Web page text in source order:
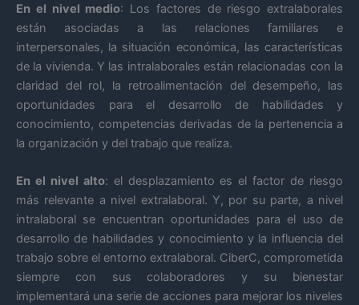
En el nivel medio: Los factores de riesgo extralaborales
están asociadas a las relaciones familiares e
interpersonales, la situación económica, las características
de la vivienda. Y las intralaborales están relacionadas con la
claridad del rol, la retroalimentación del desempeño, las
oportunidades para el desarrollo de habilidades y
conocimiento, competencias derivadas de la pertenencia a
la organización y del trabajo que realiza.
En el nivel alto: el desplazamiento es el factor de riesgo
más relevante a nivel extralaboral. Y, por su parte, a nivel
intralaboral se encuentran oportunidades para el uso de
desarrollo de habilidades y conocimiento y la influencia del
trabajo sobre el entorno extralaboral. CiberC, comprometida
siempre con sus colaboradores y su bienestar
implementará una serie de acciones para mejorar los niveles